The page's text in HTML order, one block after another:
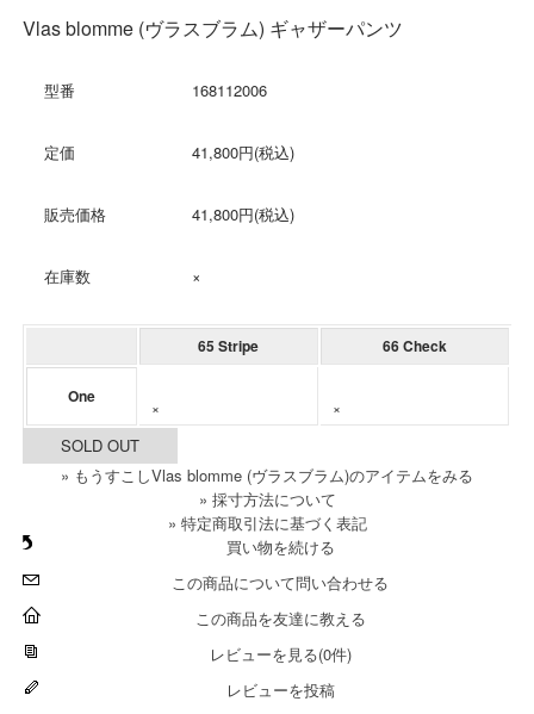
Vlas blomme (ヴラスブラム) ギャザーパンツ
型番 168112006
定価 41,800円(税込)
販売価格 41,800円(税込)
在庫数 ×
» 採寸方法について
» 特定商取引法に基づく表記
買い物を続ける
この商品について問い合わせる
この商品を友達に教える
レビューを見る(0件)
レビューを投稿
65 Stripe 66 Check
One
× ×
SOLD OUT
» もうすこしVlas blomme (ヴラスブラム)のアイテムをみる